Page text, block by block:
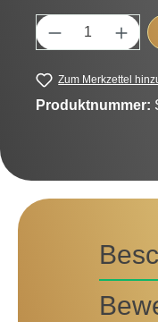
Produkt
Zum Merkzettel
Produktnummer: